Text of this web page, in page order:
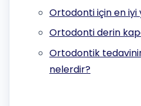
Ortodonti için en iyi
Ortodonti derin
Ortodontik
nelerdir?